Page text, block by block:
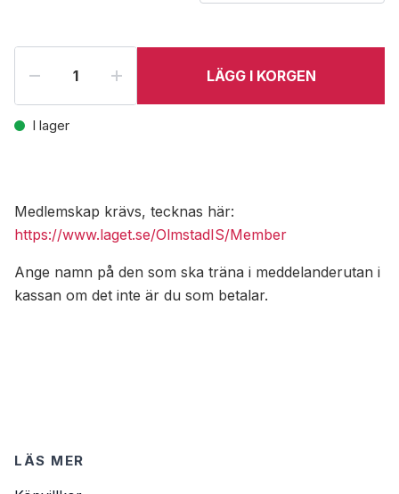
LÄGG I KORGEN
I lager
Medlemskap krävs, tecknas här:
https://www.laget.se/OlmstadIS/Member
Ange namn på den som ska träna i meddelanderutan i
kassan om det inte är du som betalar.
LÄS MER